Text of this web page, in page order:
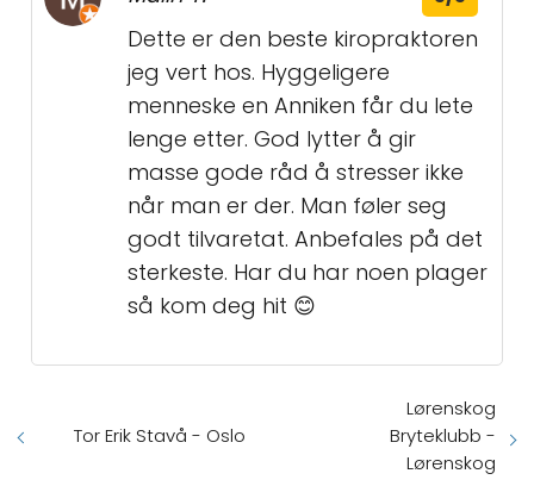
Dette er den beste kiropraktoren
jeg vert hos. Hyggeligere
menneske en Anniken får du lete
lenge etter. God lytter å gir
masse gode råd å stresser ikke
når man er der. Man føler seg
godt tilvaretat. Anbefales på det
sterkeste. Har du har noen plager
så kom deg hit 😊
Tor Erik Stavå - Oslo
Lørenskog
Bryteklubb -
Lørenskog